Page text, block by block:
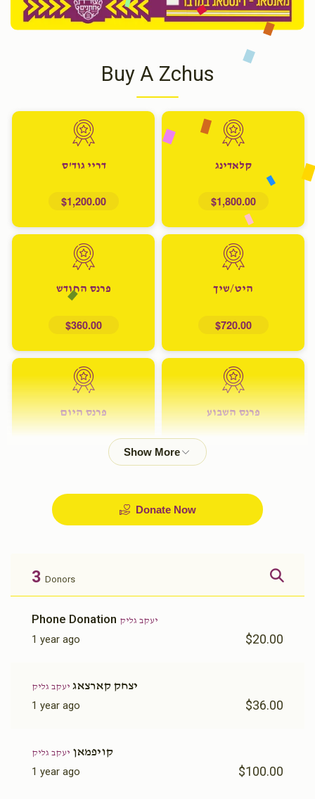
Buy A Zchus
קלאדינג
$1,800.00
דריי גוד'ס
$1,200.00
היט/שיך
$720.00
פרנס החודש
$360.00
פרנס השבוע פרנס היום
Donate Now
3 Donors
Phone Donation יעקב גליק
1 year ago $20.00
יצחק קארצאג יעקב גליק
1 year ago $36.00
קויפמאן יעקב גליק
1 year ago $100.00